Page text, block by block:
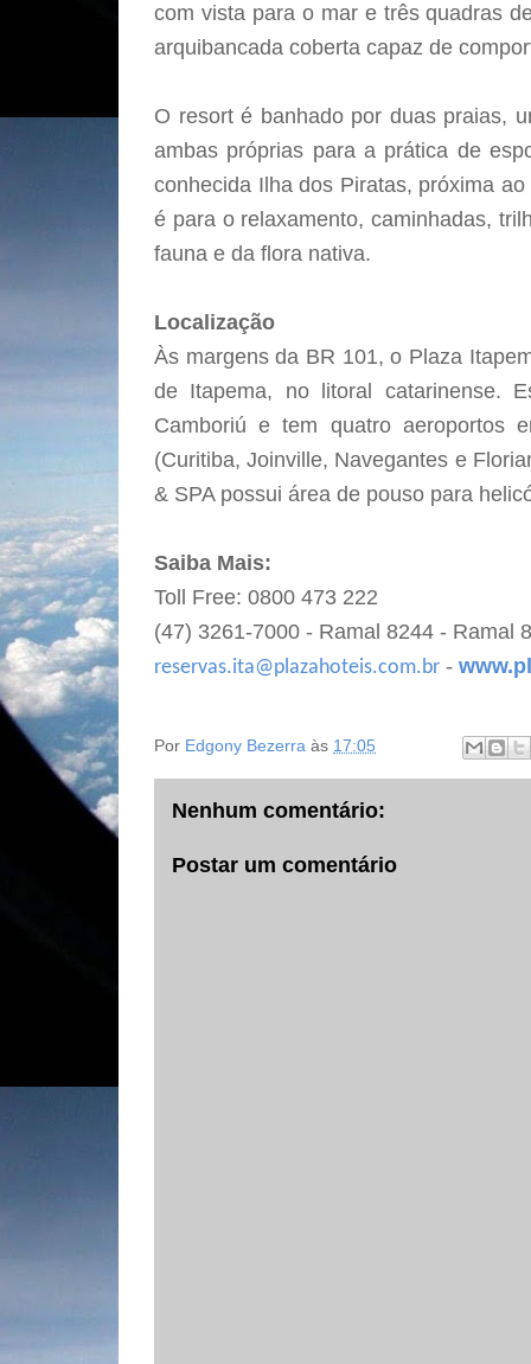
com vista para o mar e três quadras
arquibancada coberta capaz de
O resort é banhado por duas praias,
ambas próprias para a prática de
conhecida Ilha dos Piratas, próxima
é para o relaxamento, caminhadas,
fauna e da flora nativa.
Localização
Às margens da BR 101, o Plaza
de Itapema, no litoral catarinense.
Camboriú e tem quatro aeroportos
(Curitiba, Joinville, Navegantes e
& SPA possui área de pouso para
Saiba Mais:
Toll Free: 0800 473 222
(47) 3261-7000 - Ramal 8244 - Ramal
reservas.ita@plazahoteis.com.br -
Por Edgony Bezerra às 17:05
Nenhum comentário:
Postar um comentário